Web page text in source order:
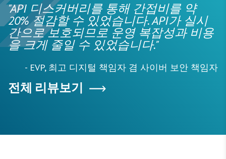
"API 디스커버리를 통해 간접비를 약
20% 절감할 수 있었습니다. API가 실시
간으로 보호되므로 운영 복잡성과 비용
을 크게 줄일 수 있었습니다."
- EVP, 최고 디지털 책임자 겸 사이버 보안 책임자
전체 리뷰보기